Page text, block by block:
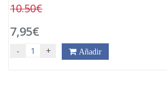
10.50€
7,95€
- + Añadir